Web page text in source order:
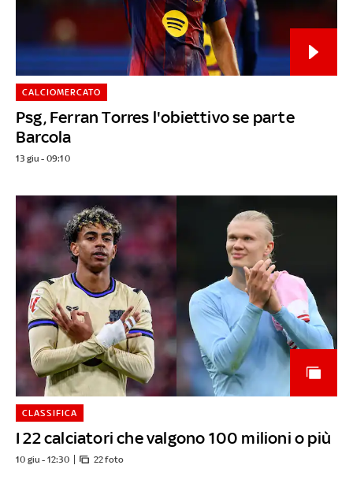
Psg, Ferran Torres l'obiettivo se parte
Barcola
CALCIOMERCATO
13 giu - 09:10
I 22 calciatori che valgono 100 milioni o più
CLASSIFICA
10 giu - 12:30 22 foto